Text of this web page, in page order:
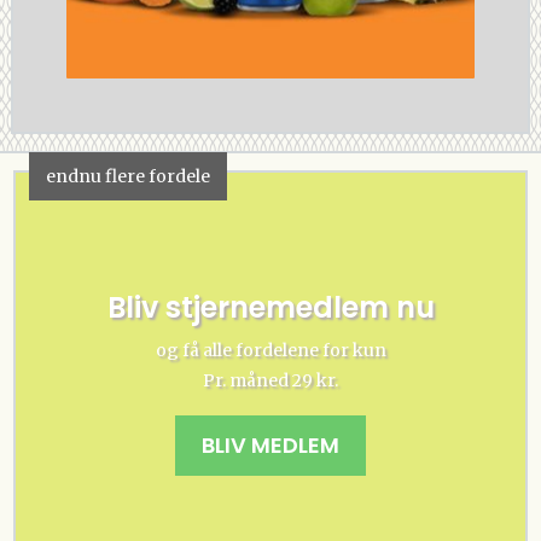
endnu flere fordele
Bliv stjernemedlem nu
og få alle fordelene for kun
Pr. måned 29 kr.
BLIV MEDLEM